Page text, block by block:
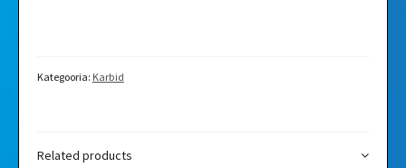
Kategooria: Karbid
Related products